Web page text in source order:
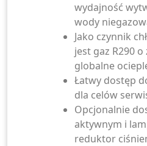
wydajność
wody
Jako czynnik
jest gaz R290
globalne
Łatwy dostęp
dla celów
Opcjonalnie
aktywnym i
reduktor